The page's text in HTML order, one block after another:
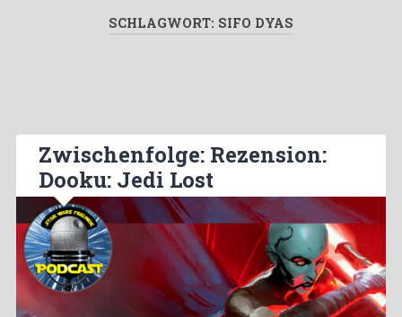
SCHLAGWORT: SIFO DYAS
Zwischenfolge: Rezension:
Dooku: Jedi Lost